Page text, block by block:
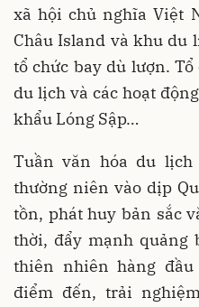
xã hội chủ nghĩa Việt
Châu Island và khu du
tổ chức bay dù lượn.
du lịch và các hoạt
khẩu Lóng Sập…
Tuần văn hóa du
thường niên vào dịp
tồn, phát huy bản sắc
thời, đẩy mạnh quảng
thiên nhiên hàng
điểm đến, trải